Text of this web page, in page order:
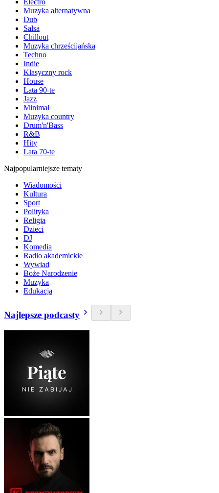
Electro
Muzyka alternatywna
Dub
Salsa
Chillout
Muzyka chrześcijańska
Techno
Indie
Klasyczny rock
House
Lata 90-te
Jazz
Minimal
Muzyka country
Drum'n'Bass
R&B
Hity
Lata 70-te
Najpopularniejsze tematy
Wiadomości
Kultura
Sport
Polityka
Religia
Dzieci
DJ
Komedia
Radio akademickie
Wywiad
Boże Narodzenie
Muzyka
Edukacja
Najlepsze podcasty